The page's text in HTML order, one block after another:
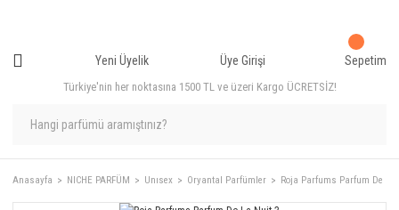
Türkiye'nin her noktasına 1500 TL ve üzeri Kargo ÜCRETSİZ!
Yeni Üyelik Üye Girişi Sepetim
Anasayfa NICHE PARFÜM Unısex Oryantal Parfümler Roja Parfums Parfum De La